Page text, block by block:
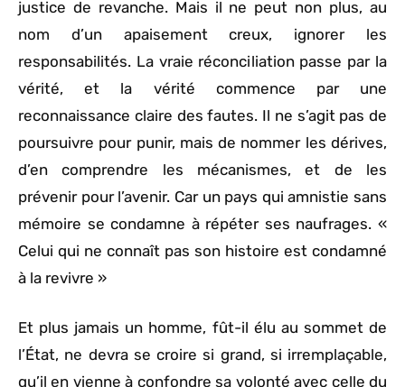
justice de revanche. Mais il ne peut non plus, au
nom d’un apaisement creux, ignorer les
responsabilités. La vraie réconciliation passe par la
vérité, et la vérité commence par une
reconnaissance claire des fautes. Il ne s’agit pas de
poursuivre pour punir, mais de nommer les dérives,
d’en comprendre les mécanismes, et de les
prévenir pour l’avenir. Car un pays qui amnistie sans
mémoire se condamne à répéter ses naufrages. «
Celui qui ne connaît pas son histoire est condamné
à la revivre »
Et plus jamais un homme, fût-il élu au sommet de
l’État, ne devra se croire si grand, si irremplaçable,
qu’il en vienne à confondre sa volonté avec celle du